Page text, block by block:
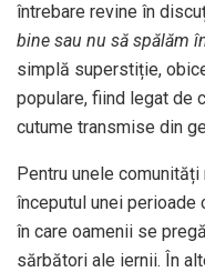
întrebare revine în
bine sau nu să spălăm
simplă superstiție,
populare, fiind legat de
cutume transmise din
Pentru unele
începutul unei perioade
în care oamenii se
sărbători ale iernii. În